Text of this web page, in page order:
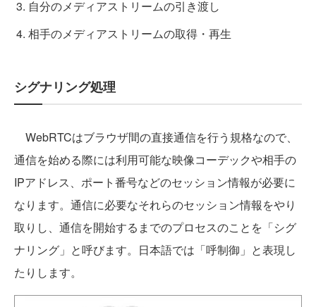
自分のメディアストリームの引き渡し
相手のメディアストリームの取得・再生
シグナリング処理
WebRTCはブラウザ間の直接通信を行う規格なので、
通信を始める際には利用可能な映像コーデックや相手の
IPアドレス、ポート番号などのセッション情報が必要に
なります。通信に必要なそれらのセッション情報をやり
取りし、通信を開始するまでのプロセスのことを「シグ
ナリング」と呼びます。日本語では「呼制御」と表現し
たりします。